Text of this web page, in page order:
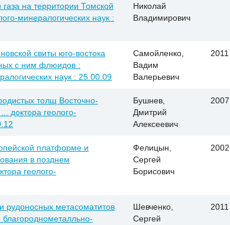
на территории Томской
минералогических наук :
Николай
Владимирович
свиты юго-востока
с ним флюидов :
наук : 25.00.09
Самойленко,
Вадим
Валерьевич
2011
толщ Восточно-
доктора геолого-
Бушнев,
Дмитрий
Алексеевич
2007
платформе и
в позднем
геолого-
Фелицын,
Сергей
Борисович
2002
рудоносных метасоматитов
Шевченко,
Сергей
2011